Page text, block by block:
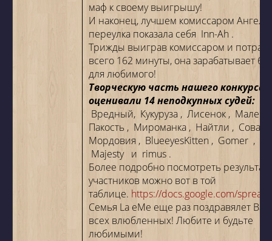
маф к своему выигрышу!
И наконец, лучшем комиссаром
переулка показала себя Inn-Ah .
Трижды выиграв комиссаром и
всего 162 минуты, она зарабатывает
для любимого!
Творческую часть нашего конкурса
оценивали 14 неподкупных судей:
Вредный, Кукуруза , Лисенок ,
Пакость , Мироманка , Найтли , Сова
Мордовия , BlueeyesKitten , Gomer ,
Majesty и rimus .
Более подробно посмотреть
участников можно вот в той
таблице. https://docs.google.com/
Семья La eMe еще раз поздравялет
всех влюбленных! Любите и будьте
любимыми!